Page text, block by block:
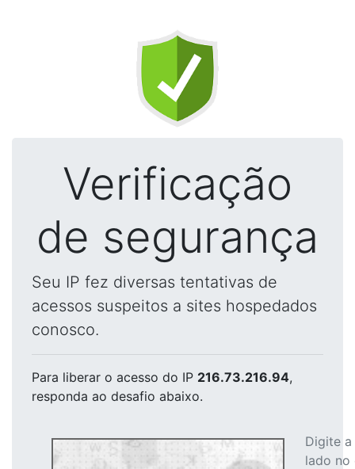
Verificação
de segurança
Seu IP fez diversas tentativas de
acessos suspeitos a sites hospedados
conosco.
Para liberar o acesso do IP 216.73.216.94,
responda ao desafio abaixo.
Digite
lado no